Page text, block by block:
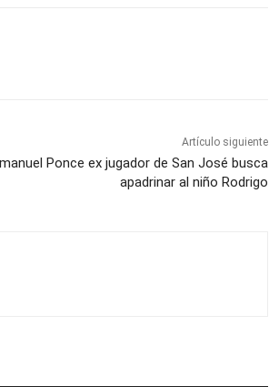
Artículo siguiente
Ponce ex jugador de San José busca
apadrinar al niño Rodrigo